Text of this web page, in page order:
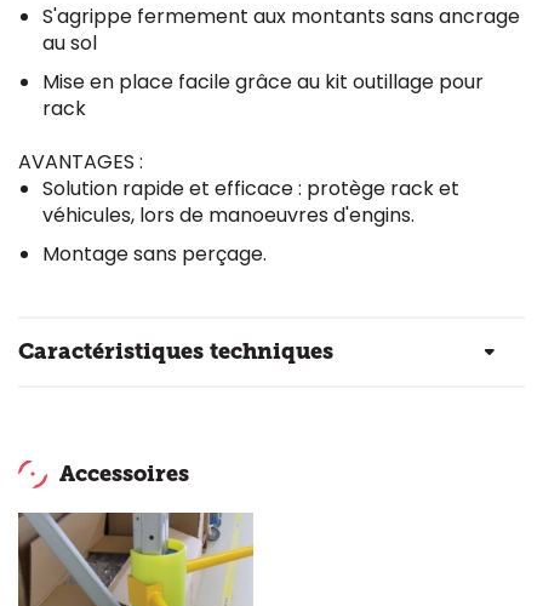
S'agrippe fermement aux montants sans ancrage
au sol
Mise en place facile grâce au kit outillage pour
rack
AVANTAGES :
Solution rapide et efficace : protège rack et
véhicules, lors de manoeuvres d'engins.
Montage sans perçage.
Caractéristiques techniques
Accessoires